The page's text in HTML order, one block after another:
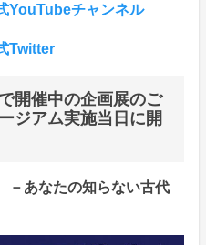
YouTubeチャンネル
Twitter
開催中の企画展のご
ジアム実施当日に開
あなたの知らない古代